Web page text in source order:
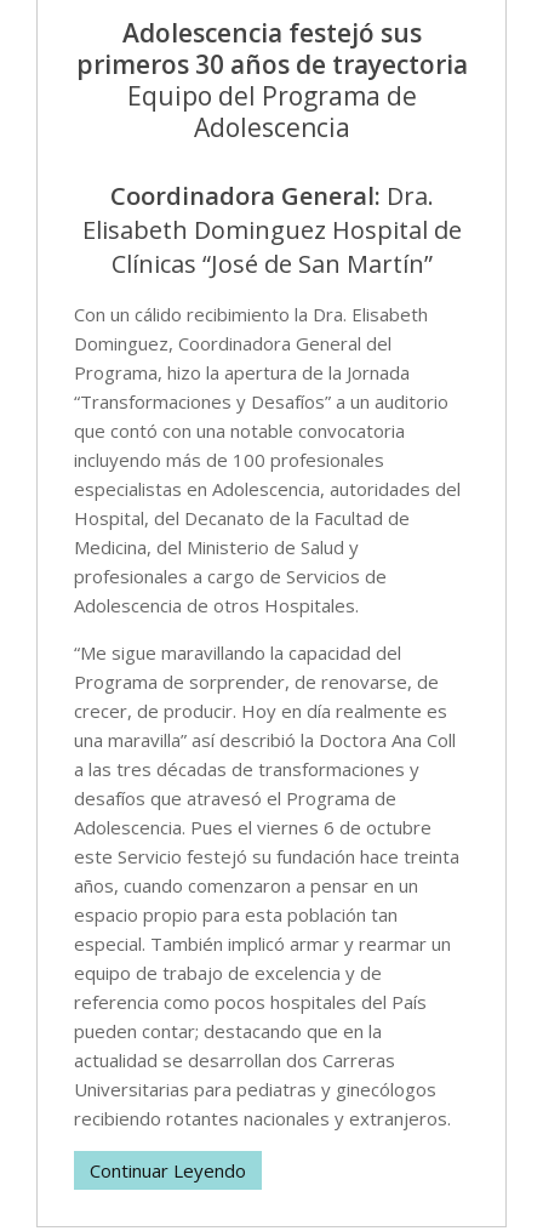
Adolescencia festejó sus
primeros 30 años de trayectoria
Equipo del Programa de
Adolescencia
Coordinadora General: Dra.
Elisabeth Dominguez Hospital de
Clínicas “José de San Martín”
Con un cálido recibimiento la Dra. Elisabeth
Dominguez, Coordinadora General del
Programa, hizo la apertura de la Jornada
“Transformaciones y Desafíos” a un auditorio
que contó con una notable convocatoria
incluyendo más de 100 profesionales
especialistas en Adolescencia, autoridades del
Hospital, del Decanato de la Facultad de
Medicina, del Ministerio de Salud y
profesionales a cargo de Servicios de
Adolescencia de otros Hospitales.
“Me sigue maravillando la capacidad del
Programa de sorprender, de renovarse, de
crecer, de producir. Hoy en día realmente es
una maravilla” así describió la Doctora Ana Coll
a las tres décadas de transformaciones y
desafíos que atravesó el Programa de
Adolescencia. Pues el viernes 6 de octubre
este Servicio festejó su fundación hace treinta
años, cuando comenzaron a pensar en un
espacio propio para esta población tan
especial. También implicó armar y rearmar un
equipo de trabajo de excelencia y de
referencia como pocos hospitales del País
pueden contar; destacando que en la
actualidad se desarrollan dos Carreras
Universitarias para pediatras y ginecólogos
recibiendo rotantes nacionales y extranjeros.
Continuar Leyendo